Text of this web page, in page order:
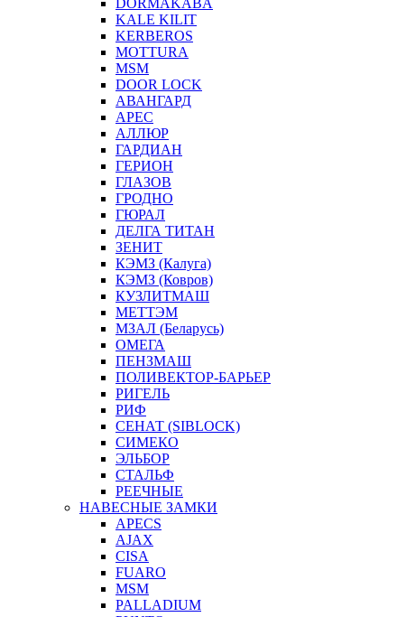
KALE KILIT
KERBEROS
MOTTURA
MSM
DOOR LOCK
АВАНГАРД
АРЕС
АЛЛЮР
ГАРДИАН
ГЕРИОН
ГЛАЗОВ
ГРОДНО
ГЮРАЛ
ДЕЛГА ТИТАН
ЗЕНИТ
КЭМЗ (Калуга)
КЭМЗ (Ковров)
КУЗЛИТМАШ
МЕТТЭМ
МЗАЛ (Беларусь)
ОМЕГА
ПЕНЗМАШ
ПОЛИВЕКТОР-БАРЬЕР
РИГЕЛЬ
РИФ
СЕНАТ (SIBLOCK)
СИМЕКО
ЭЛЬБОР
СТАЛЬФ
РЕЕЧНЫЕ
НАВЕСНЫЕ ЗАМКИ
APECS
AJAX
CISA
FUARO
MSM
PALLADIUM